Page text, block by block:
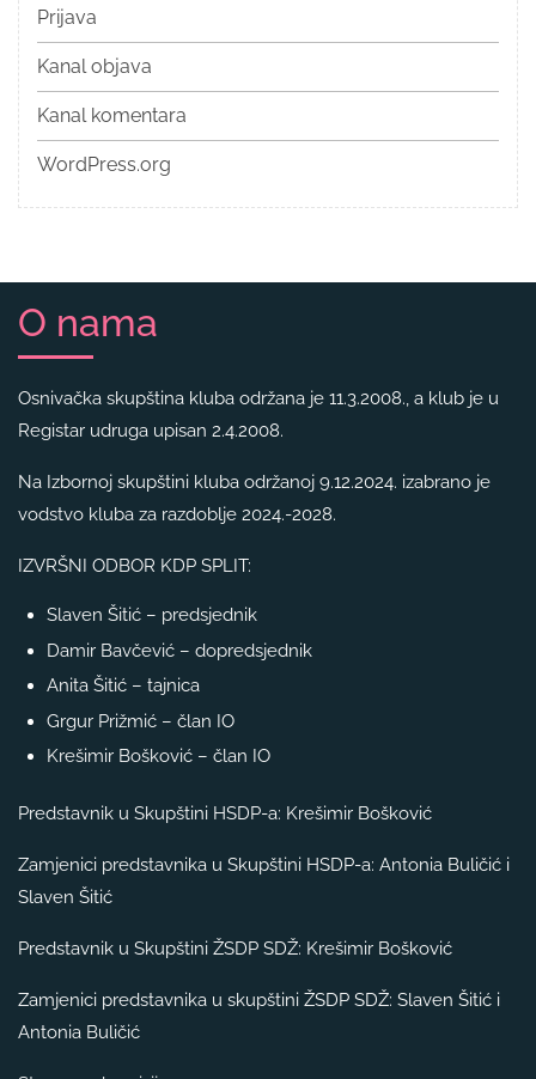
Prijava
Kanal objava
Kanal komentara
WordPress.org
O nama
Osnivačka skupština kluba održana je 11.3.2008., a klub je u
Registar udruga upisan 2.4.2008.
Na Izbornoj skupštini kluba održanoj 9.12.2024. izabrano je
vodstvo kluba za razdoblje 2024.-2028.
IZVRŠNI ODBOR KDP SPLIT:
Slaven Šitić – predsjednik
Damir Bavčević – dopredsjednik
Anita Šitić – tajnica
Grgur Prižmić – član IO
Krešimir Bošković – član IO
Predstavnik u Skupštini HSDP-a: Krešimir Bošković
Zamjenici predstavnika u Skupštini HSDP-a: Antonia Buličić i
Slaven Šitić
Predstavnik u Skupštini ŽSDP SDŽ: Krešimir Bošković
Zamjenici predstavnika u skupštini ŽSDP SDŽ: Slaven Šitić i
Antonia Buličić